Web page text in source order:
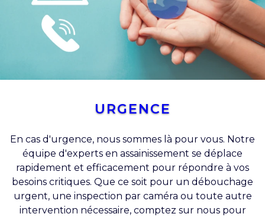
URGENCE
En cas d'urgence, nous sommes là pour vous. Notre
équipe d'experts en assainissement se déplace
rapidement et efficacement pour répondre à vos
besoins critiques. Que ce soit pour un débouchage
urgent, une inspection par caméra ou toute autre
intervention nécessaire, comptez sur nous pour